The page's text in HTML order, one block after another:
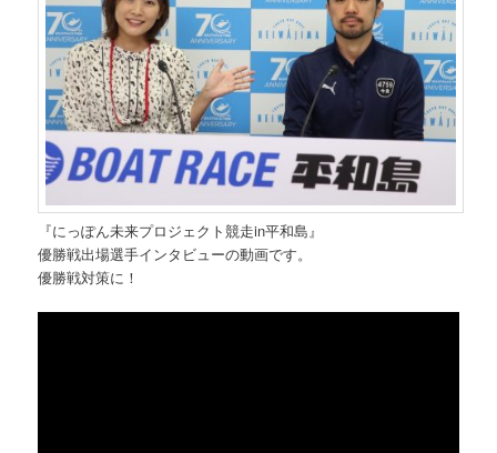
『にっぽん未来プロジェクト競走in平和島』
優勝戦出場選手インタビューの動画です。
優勝戦対策に！